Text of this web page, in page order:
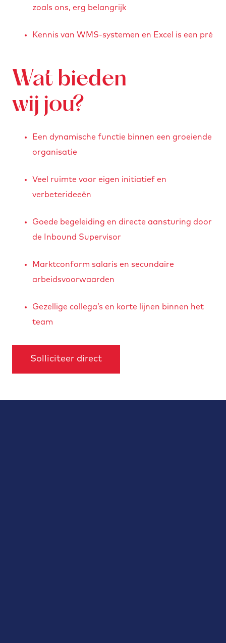
zoals ons, erg belangrijk
Kennis van WMS-systemen en Excel is een pré
Wat bieden
wij jou?
Een dynamische functie binnen een groeiende
organisatie
Veel ruimte voor eigen initiatief en
verbeterideeën
Goede begeleiding en directe aansturing door
de Inbound Supervisor
Marktconform salaris en secundaire
arbeidsvoorwaarden
Gezellige collega’s en korte lijnen binnen het
team
Solliciteer direct